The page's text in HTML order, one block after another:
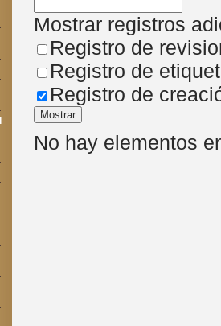
Mostrar registros
Registro de
Registro de
Registro de
Mostrar
No hay elementos